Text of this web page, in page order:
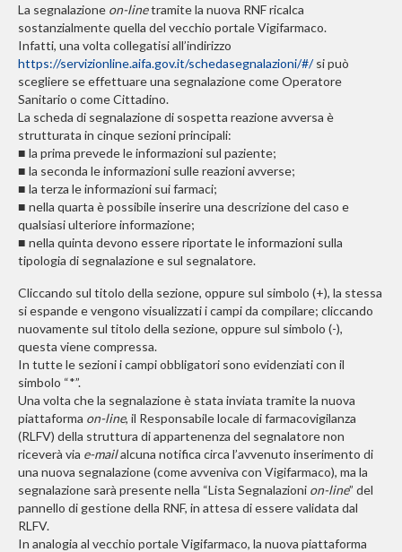
La segnalazione on-linetramite la nuova RNF ricalca
sostanzialmente quella del vecchio portale Vigifarmaco.
Infatti, una volta collegatisi all’indirizzo
https://servizionline.aifa.gov.it/schedasegnalazioni/#/si può
scegliere se effettuare una segnalazione come Operatore
Sanitario o come Cittadino.
La scheda di segnalazione di sospetta reazione avversa è
strutturata in cinque sezioni principali:
■ la prima prevede le informazioni sul paziente;
■ la seconda le informazioni sulle reazioni avverse;
■ la terza le informazioni sui farmaci;
■ nella quarta è possibile inserire una descrizione del caso e
qualsiasi ulteriore informazione;
■ nella quinta devono essere riportate le informazioni sulla
tipologia di segnalazione e sul segnalatore.
Cliccando sul titolo della sezione, oppure sul simbolo (+), la stessa
si espande e vengono visualizzati i campi da compilare; cliccando
nuovamente sul titolo della sezione, oppure sul simbolo (-),
questa viene compressa.
In tutte le sezioni i campi obbligatori sono evidenziati con il
simbolo “*”.
Una volta che la segnalazione è stata inviata tramite la nuova
piattaforma on-line, il Responsabile locale di farmacovigilanza
(RLFV) della struttura di appartenenza del segnalatore non
riceverà via e-mailalcuna notifica circa l’avvenuto inserimento di
una nuova segnalazione (come avveniva con Vigifarmaco), ma la
segnalazione sarà presente nella “Lista Segnalazioni on-line” del
pannello di gestione della RNF, in attesa di essere validata dal
RLFV.
In analogia al vecchio portale Vigifarmaco, la nuova piattaforma